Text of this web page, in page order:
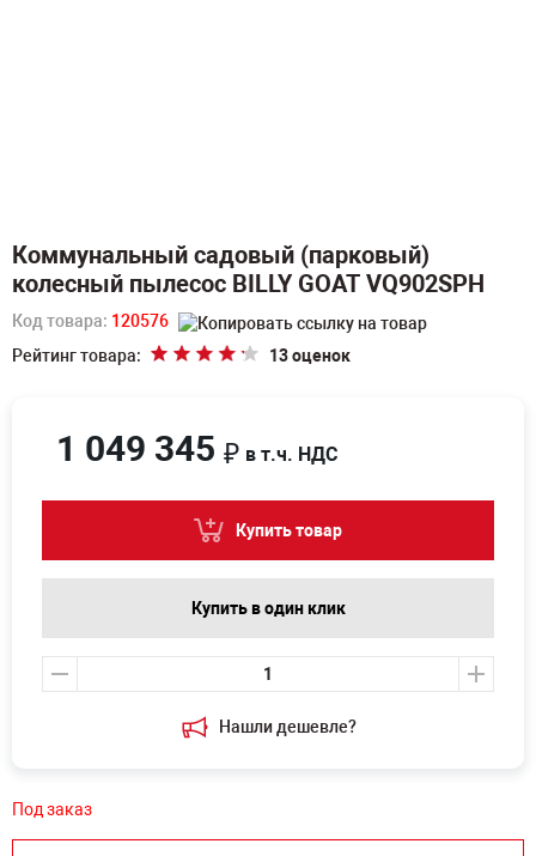
Коммунальный садовый (парковый)
колесный пылесос BILLY GOAT VQ902SPH
Код товара: 120576
Рейтинг товара:
13 оценок
Нашли дешевле?
1 049 345 ₽ в т.ч. НДС
Купить товар
Купить в один клик
Под заказ